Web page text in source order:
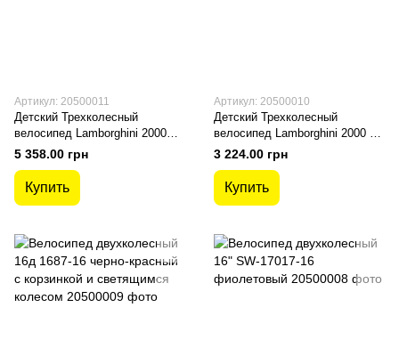
Артикул: 20500011
Детский Трехколесный
велосипед Lamborghini 2000
OR колеса на пене, фара,
ключ зажигания
5 358.00 грн
Купить
Артикул: 20500010
Детский Трехколесный
велосипед Lamborghini 2000 Ж
колеса на пене, фара, ключ
3 224.00 грн
Купить